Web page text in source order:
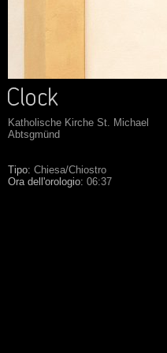
Katholische Kirche St. Michael
Abtsgmünd
Tipo: Chiesa/Chiostro
Ora dell'orologio: 06:37